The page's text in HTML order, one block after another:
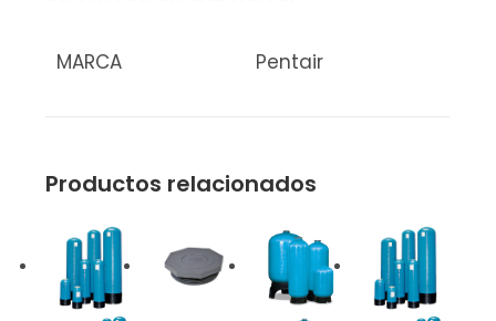
MARCA Pentair
Productos relacionados